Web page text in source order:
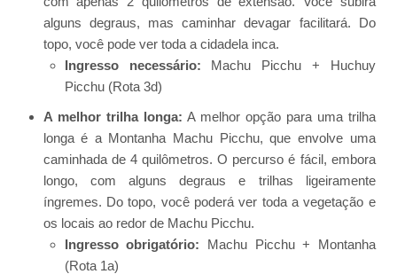
alguns degraus, mas caminhar devagar facilitará. Do
topo, você pode ver toda a cidadela inca.
Ingresso necessário: Machu Picchu + Huchuy
Picchu (Rota 3d)
A melhor trilha longa: A melhor opção para uma trilha
longa é a Montanha Machu Picchu, que envolve uma
caminhada de 4 quilômetros. O percurso é fácil, embora
longo, com alguns degraus e trilhas ligeiramente
íngremes. Do topo, você poderá ver toda a vegetação e
os locais ao redor de Machu Picchu.
Ingresso obrigatório: Machu Picchu + Montanha
(Rota 1a)